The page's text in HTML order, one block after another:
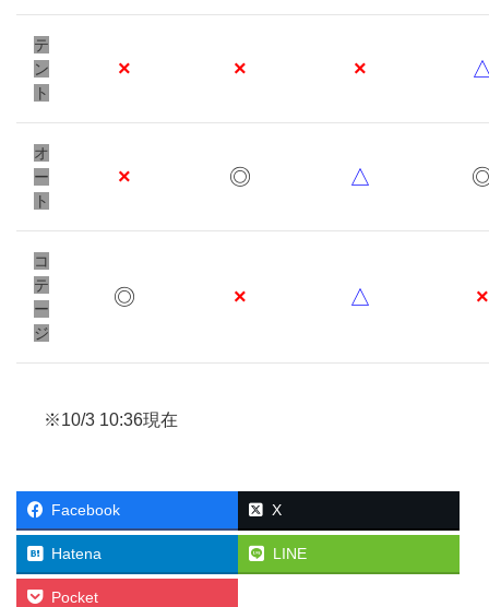
テ
ン
ト
× × ×
オ
ー
ト
× ◎ △
コ
テ
ー
ジ
◎ × △ ×
※10/3 10:36現在
Facebook X
Hatena LINE
Pocket